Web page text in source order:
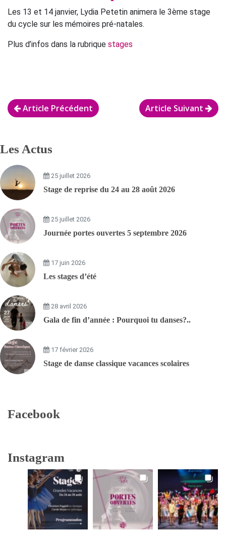
Les 13 et 14 janvier, Lydia Petetin animera le 3ème stage
du cycle sur les mémoires pré-natales.
Plus d’infos dans la rubrique stages
Article Précédent Article Suivant
Les Actus
25 juillet 2026
Stage de reprise du 24 au 28 août 2026
25 juillet 2026
Journée portes ouvertes 5 septembre 2026
17 juin 2026
Les stages d’été
28 avril 2026
Gala de fin d’année : Pourquoi tu danses?..
17 février 2026
Stage de danse classique vacances scolaires
Facebook
Instagram